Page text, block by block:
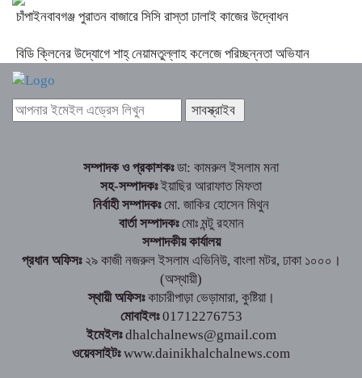
চাঁপাইনবাবগঞ্জ পুরাতন বাজারে সিসি রাস্তা ঢালাই কাজের উদ্বোধন
বিডি ক্লিনের উদ্যোগে শাহ্ নেয়ামতুল্লাহ কলেজে পরিচ্ছন্নতা অভিযান
সম্পাদক ও প্রকাশকঃডা: কামরুল ইসলাম মনা
সহ-সম্পাদকঃইয়াছির আরাফাত মিফতা
নির্বাহী সম্পাদকঃমো. জাকির হোসেন মিথুন
বার্তা সম্পাদকঃমোঃ মন্টু রহমান
সম্পাদকীয় কার্যালয়
প্রধান অফিসঃ২৯ কাজী নজরুল ইসলাম এভিনিউ, বাংলা মটর, ঢাকা ১০০০।
(অস্থায়ী)
স্থায়ী অফিসঃকাচারীপাড়া ভেড়ামারা, কুষ্টিয়া।
মোবাইলঃ01712276753
ইমেইলঃdhalchalnews@gmail.com
ওয়েবসাইটঃwww.dainikhalchalnews.com